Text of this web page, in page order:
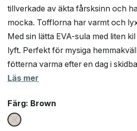
tillverkade av äkta fårsksinn och
mocka. Tofflorna har varmt och
Med sin lätta EVA-sula med liten
lyft. Perfekt för mysiga
fötterna varma efter en dag i
Läs mer
Färg: Brown